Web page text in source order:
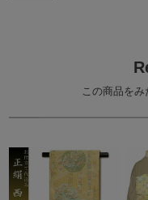
この商品を